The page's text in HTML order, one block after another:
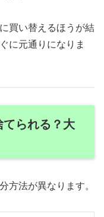
買い替えるほうが結
に元通りになりま
られる？大
方法が異なります。